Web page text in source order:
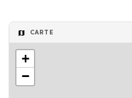
CARTE
+
−